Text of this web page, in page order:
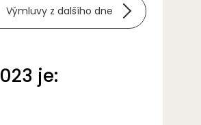
Výmluvy z dalšího dne
je: